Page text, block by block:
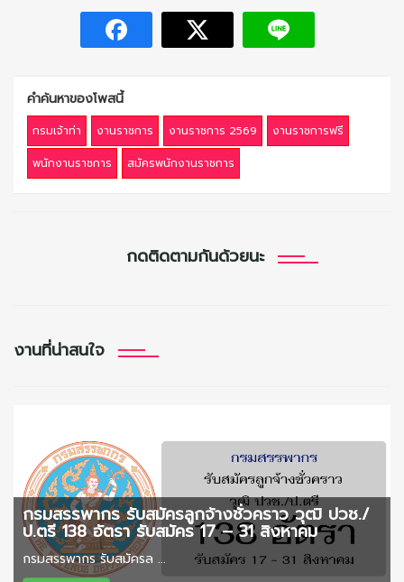
คำค้นหาของโพสนี้
กรมเจ้าท่า งานราชการ งานราชการ 2569
งานราชการฟรี
พนักงานราชการ
สมัครพนักงานราชการ
กดติดตามกันด้วยนะ
งานที่น่าสนใจ
กรมสรรพากร รับสมัครลูกจ้างชั่วคราว วุฒิ ปวช./
ป.ตรี 138 อัตรา รับสมัคร 17 – 31 สิงหาคม
กรมสรรพากร รับสมัครล ...